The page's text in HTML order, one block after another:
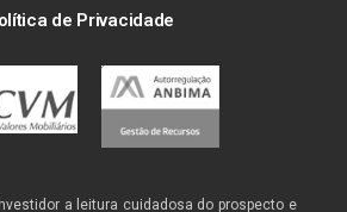
de Privacidade
a leitura cuidadosa do prospecto e